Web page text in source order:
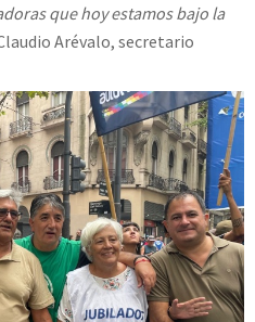
que hoy estamos bajo la
Arévalo, secretario